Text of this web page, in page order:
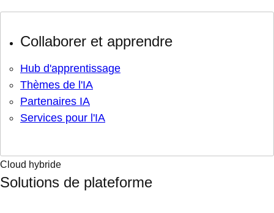
Collaborer et apprendre
Hub d'apprentissage
Thèmes de l'IA
Partenaires IA
Services pour l'IA
Cloud hybride
Solutions de plateforme